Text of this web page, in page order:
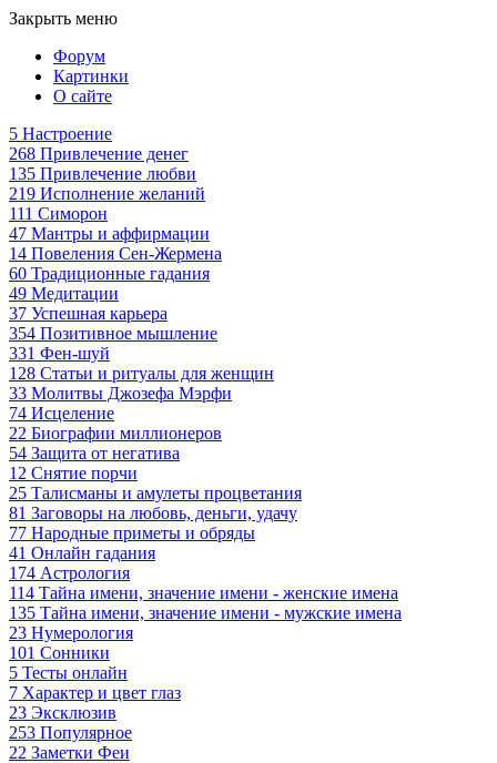
Закрыть меню
Форум
Картинки
О сайте
5 Настроение
268 Привлечение денег
135 Привлечение любви
219 Исполнение желаний
111 Симорон
47 Мантры и аффирмации
14 Повеления Сен-Жермена
60 Традиционные гадания
49 Медитации
37 Успешная карьера
354 Позитивное мышление
331 Фен-шуй
128 Статьи и ритуалы для женщин
33 Молитвы Джозефа Мэрфи
74 Исцеление
22 Биографии миллионеров
54 Защита от негатива
12 Снятие порчи
25 Талисманы и амулеты процветания
81 Заговоры на любовь, деньги, удачу
77 Народные приметы и обряды
41 Онлайн гадания
174 Астрология
114 Тайна имени, значение имени - женские имена
135 Тайна имени, значение имени - мужские имена
23 Нумерология
101 Сонники
5 Тесты онлайн
7 Характер и цвет глаз
23 Эксклюзив
253 Популярное
22 Заметки Феи